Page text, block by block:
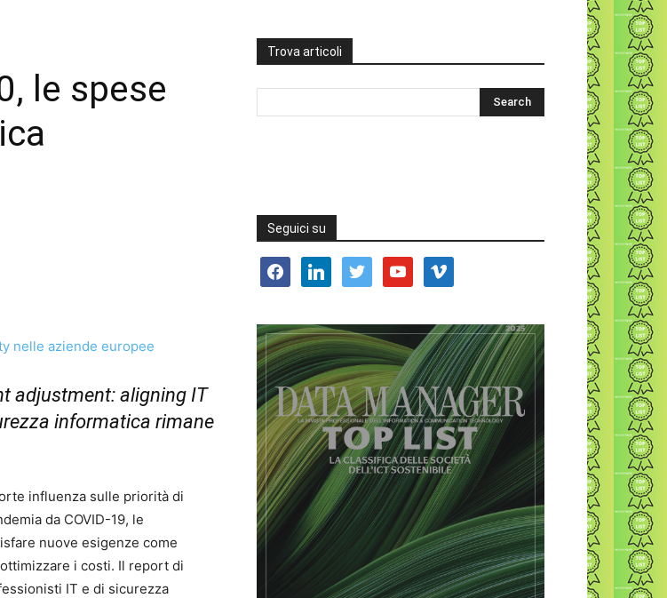
le spese
adjustment: aligning IT
informatica rimane
influenza sulle priorità di
da COVID-19, le
nuove esigenze come
i costi. Il report di
IT e di sicurezza
Trova articoli
Seguici su
facebooklinkedin twitter youtube vimeo